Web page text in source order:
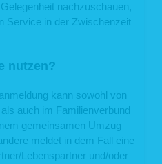
nachzuschauen,
Service in der Zwischenzeit
nutzen?
kann sowohl von
auch im Familienverbund
gemeinsamen Umzug
meldet in dem Fall eine
Lebenspartner und/oder